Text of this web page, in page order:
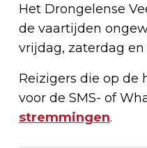
Het Drongelense
de vaartijden
vrijdag, zaterdag en
Reizigers die op
voor de SMS- of
stremmingen.